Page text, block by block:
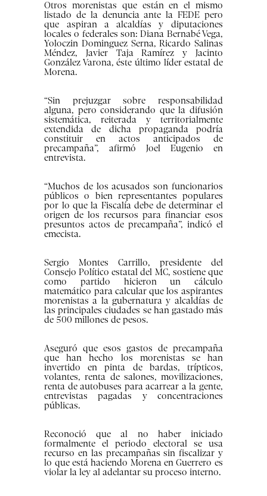
Otros morenistas que están en el mismo
listado de la denuncia ante la FEDE pero
que aspiran a alcaldías y diputaciones
locales o federales son: Diana Bernabé Vega,
Yoloczin Dominguez Serna, Ricardo Salinas
Méndez, Javier Taja Ramírez y Jacinto
González Varona, éste último líder estatal de
Morena.
“Sin prejuzgar sobre responsabilidad
alguna, pero considerando que la difusión
sistemática, reiterada y territorialmente
extendida de dicha propaganda podría
constituir en actos anticipados de
precampaña”, afirmó Joel Eugenio en
entrevista.
“Muchos de los acusados son funcionarios
públicos o bien representantes populares
por lo que la Fiscalía debe de determinar el
origen de los recursos para financiar esos
presuntos actos de precampaña”, indicó el
emecista.
Sergio Montes Carrillo, presidente del
Consejo Político estatal del MC, sostiene que
como partido hicieron un cálculo
matemático para calcular que los aspirantes
morenistas a la gubernatura y alcaldías de
las principales ciudades se han gastado más
de 500 millones de pesos.
Aseguró que esos gastos de precampaña
que han hecho los morenistas se han
invertido en pinta de bardas, trípticos,
volantes, renta de salones, movilizaciones,
renta de autobuses para acarrear a la gente,
entrevistas pagadas y concentraciones
públicas.
Reconoció que al no haber iniciado
formalmente el periodo electoral se usa
recurso en las precampañas sin fiscalizar y
lo que está haciendo Morena en Guerrero es
violar la ley al adelantar su proceso interno.